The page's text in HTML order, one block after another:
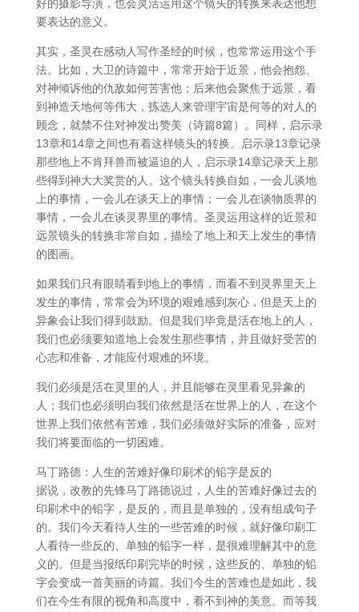
好的摄影导演，也会灵活运用这个镜头的转换来表达他想
要表达的意义。
其实，圣灵在感动人写作圣经的时候，也常常运用这个手
法。比如，大卫的诗篇中，常常开始于近景，他会抱怨、
对神倾诉他的仇敌如何苦害他；后来他会聚焦于远景，看
到神造天地何等伟大，拣选人来管理宇宙是何等的对人的
顾念，就禁不住对神发出赞美（诗篇8篇）。同样，启示录
13章和14章之间也有着这样镜头的转换。启示录13章记录
那些地上不肯拜兽而被逼迫的人，启示录14章记录天上那
些得到神大大奖赏的人。这个镜头转换自如，一会儿谈地
上的事情，一会儿在谈天上的事情；一会儿在谈物质界的
事情，一会儿在谈灵界里的事情。圣灵运用这样的近景和
远景镜头的转换非常自如，描绘了地上和天上发生的事情
的图画。
如果我们只有眼睛看到地上的事情，而看不到灵界里天上
发生的事情，常常会为环境的艰难感到灰心，但是天上的
异象会让我们得到鼓励。但是我们毕竟是活在地上的人，
我们也必须要知道地上会发生那些事情，并且做好受苦的
心志和准备，才能应付艰难的环境。
我们必须是活在灵里的人，并且能够在灵里看见异象的
人；我们也必须明白我们依然是活在世界上的人，在这个
世界上我们依然有苦难，我们必须做好实际的准备，应对
我们将要面临的一切困难。
马丁路德：人生的苦难好像印刷术的铅字是反的
据说，改教的先锋马丁路德说过，人生的苦难好像过去的
印刷术中的铅字，是反的，而且是单独的，没有组成句子
的。我们今天看待人生的一些苦难的时候，就好像印刷工
人看待一些反的、单独的铅字一样，是很难理解其中的意
义的。但是当报纸印刷完毕的时候，这些反的、单独的铅
字会变成一首美丽的诗篇。我们今生的苦难也是如此，我
们在今生有限的视角和高度中，看不到神的美意。而等我